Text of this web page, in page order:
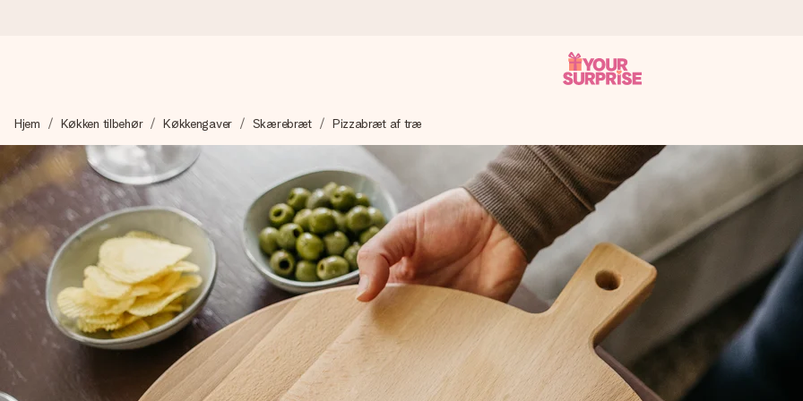
Vi laver din gave med omhu og sender den lynhurtigt – så du kan give den på det helt rette tidspunkt, når den betyder allermest.
4,7 (baseret på +15.000 anmeldelser)
Vores gaver inspirerer. Kunderne giver os 4,7 på Google Reviews.
Gratis kort med hilsen
Lav noget særligt i blot få trin – med hendes navn, et billede af dig eller en besked, der går lige i hendes hjerte. Intet besvær
Hjem Køkken tilbehør Køkkengaver Skærebræt Pizzabræt af træ